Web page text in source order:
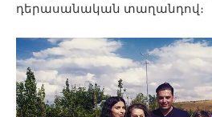
դերասանական տաղանդով։